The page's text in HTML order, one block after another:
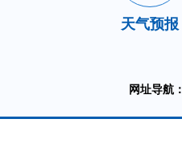
天气预报
网址导航：